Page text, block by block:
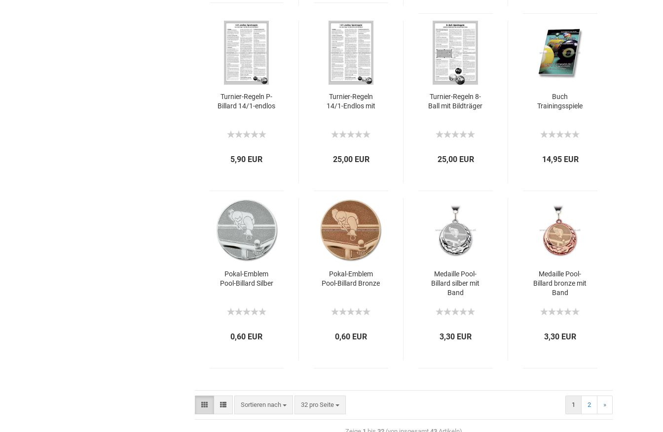
Turnier-Regeln P-
Billard 14/1-endlos
5,90 EUR
Turnier-Regeln
14/1-Endlos mit
25,00 EUR
Turnier-Regeln 8-
Ball mit Bildträger
25,00 EUR
Buch
Trainingsspiele
14,95 EUR
Pokal-Emblem
Pool-Billard Silber
0,60 EUR
Pokal-Emblem
Pool-Billard Bronze
0,60 EUR
Medaille Pool-
Billard silber mit
Band
3,30 EUR
Medaille Pool-
Billard bronze mit
Band
3,30 EUR
Sortieren nach 32 pro Seite 1 2 »